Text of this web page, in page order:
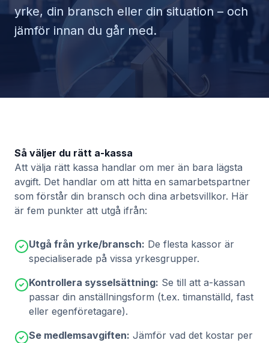
yrke, din bransch eller din situation – och
jämför innan du går med.
Så väljer du rätt a-kassa
Att välja rätt kassa handlar om mer än bara lägsta
avgift. Det handlar om att hitta en samarbetspartner
som förstår din bransch och dina arbetsvillkor. Här
är fem punkter att utgå ifrån:
Utgå från yrke/bransch: De flesta kassor är
specialiserade på vissa yrkesgrupper.
Kontrollera sysselsättning: Se till att a-kassan
passar din anställningsform (t.ex. timanställd, fast
eller egenföretagare).
Se medlemsavgiften: Jämför vad det kostar per